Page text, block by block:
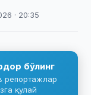
· 20:35
бўлинг
репортажлар
қулай